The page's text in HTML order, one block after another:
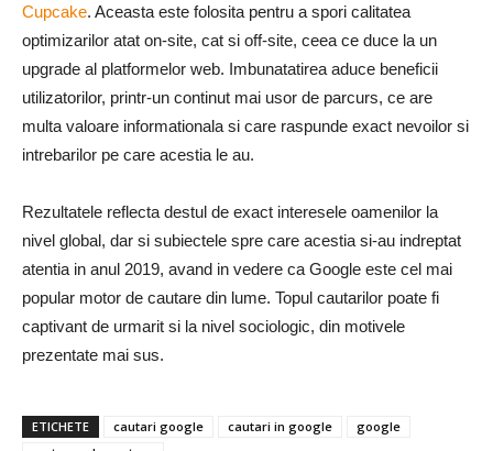
Cupcake. Aceasta este folosita pentru a spori calitatea
optimizarilor atat on-site, cat si off-site, ceea ce duce la un
upgrade al platformelor web. Imbunatatirea aduce beneficii
utilizatorilor, printr-un continut mai usor de parcurs, ce are
multa valoare informationala si care raspunde exact nevoilor si
intrebarilor pe care acestia le au.
Rezultatele reflecta destul de exact interesele oamenilor la
nivel global, dar si subiectele spre care acestia si-au indreptat
atentia in anul 2019, avand in vedere ca Google este cel mai
popular motor de cautare din lume. Topul cautarilor poate fi
captivant de urmarit si la nivel sociologic, din motivele
prezentate mai sus.
ETICHETE cautari google cautari in google
google